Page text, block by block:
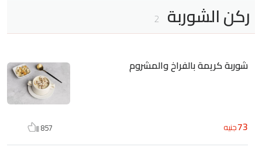
ركن الشوربة 2
شوربة كريمة بالفراخ والمشروم
73جنيه 857